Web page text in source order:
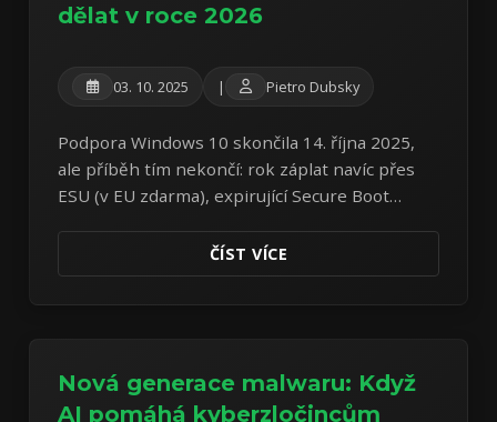
dělat v roce 2026
03. 10. 2025 | Pietro Dubsky
Podpora Windows 10 skončila 14. října 2025,
ale příběh tím nekončí: rok záplat navíc přes
ESU (v EU zdarma), expirující Secure Boot
ČÍST VÍCE
Nová generace malwaru: Když
AI pomáhá kyberzločincům